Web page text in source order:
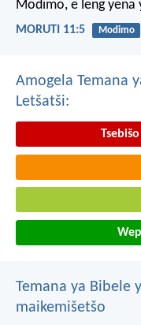
Modimo, e leng yena
MORUTI 11:5 Modimo
Amogela Temana
Letšatši:
Temana ya Bibele
maikemišetšo